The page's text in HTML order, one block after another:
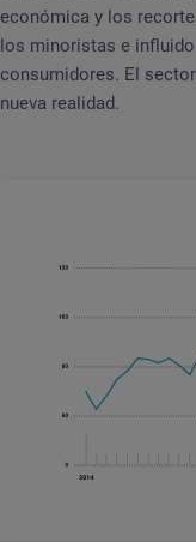
económica y los
los minoristas e
consumidores. El
nueva realidad.